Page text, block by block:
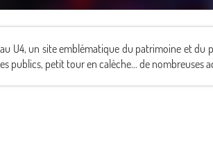
U4, un site emblématique du patrimoine et du
publics, petit tour en calèche... de nombreuses